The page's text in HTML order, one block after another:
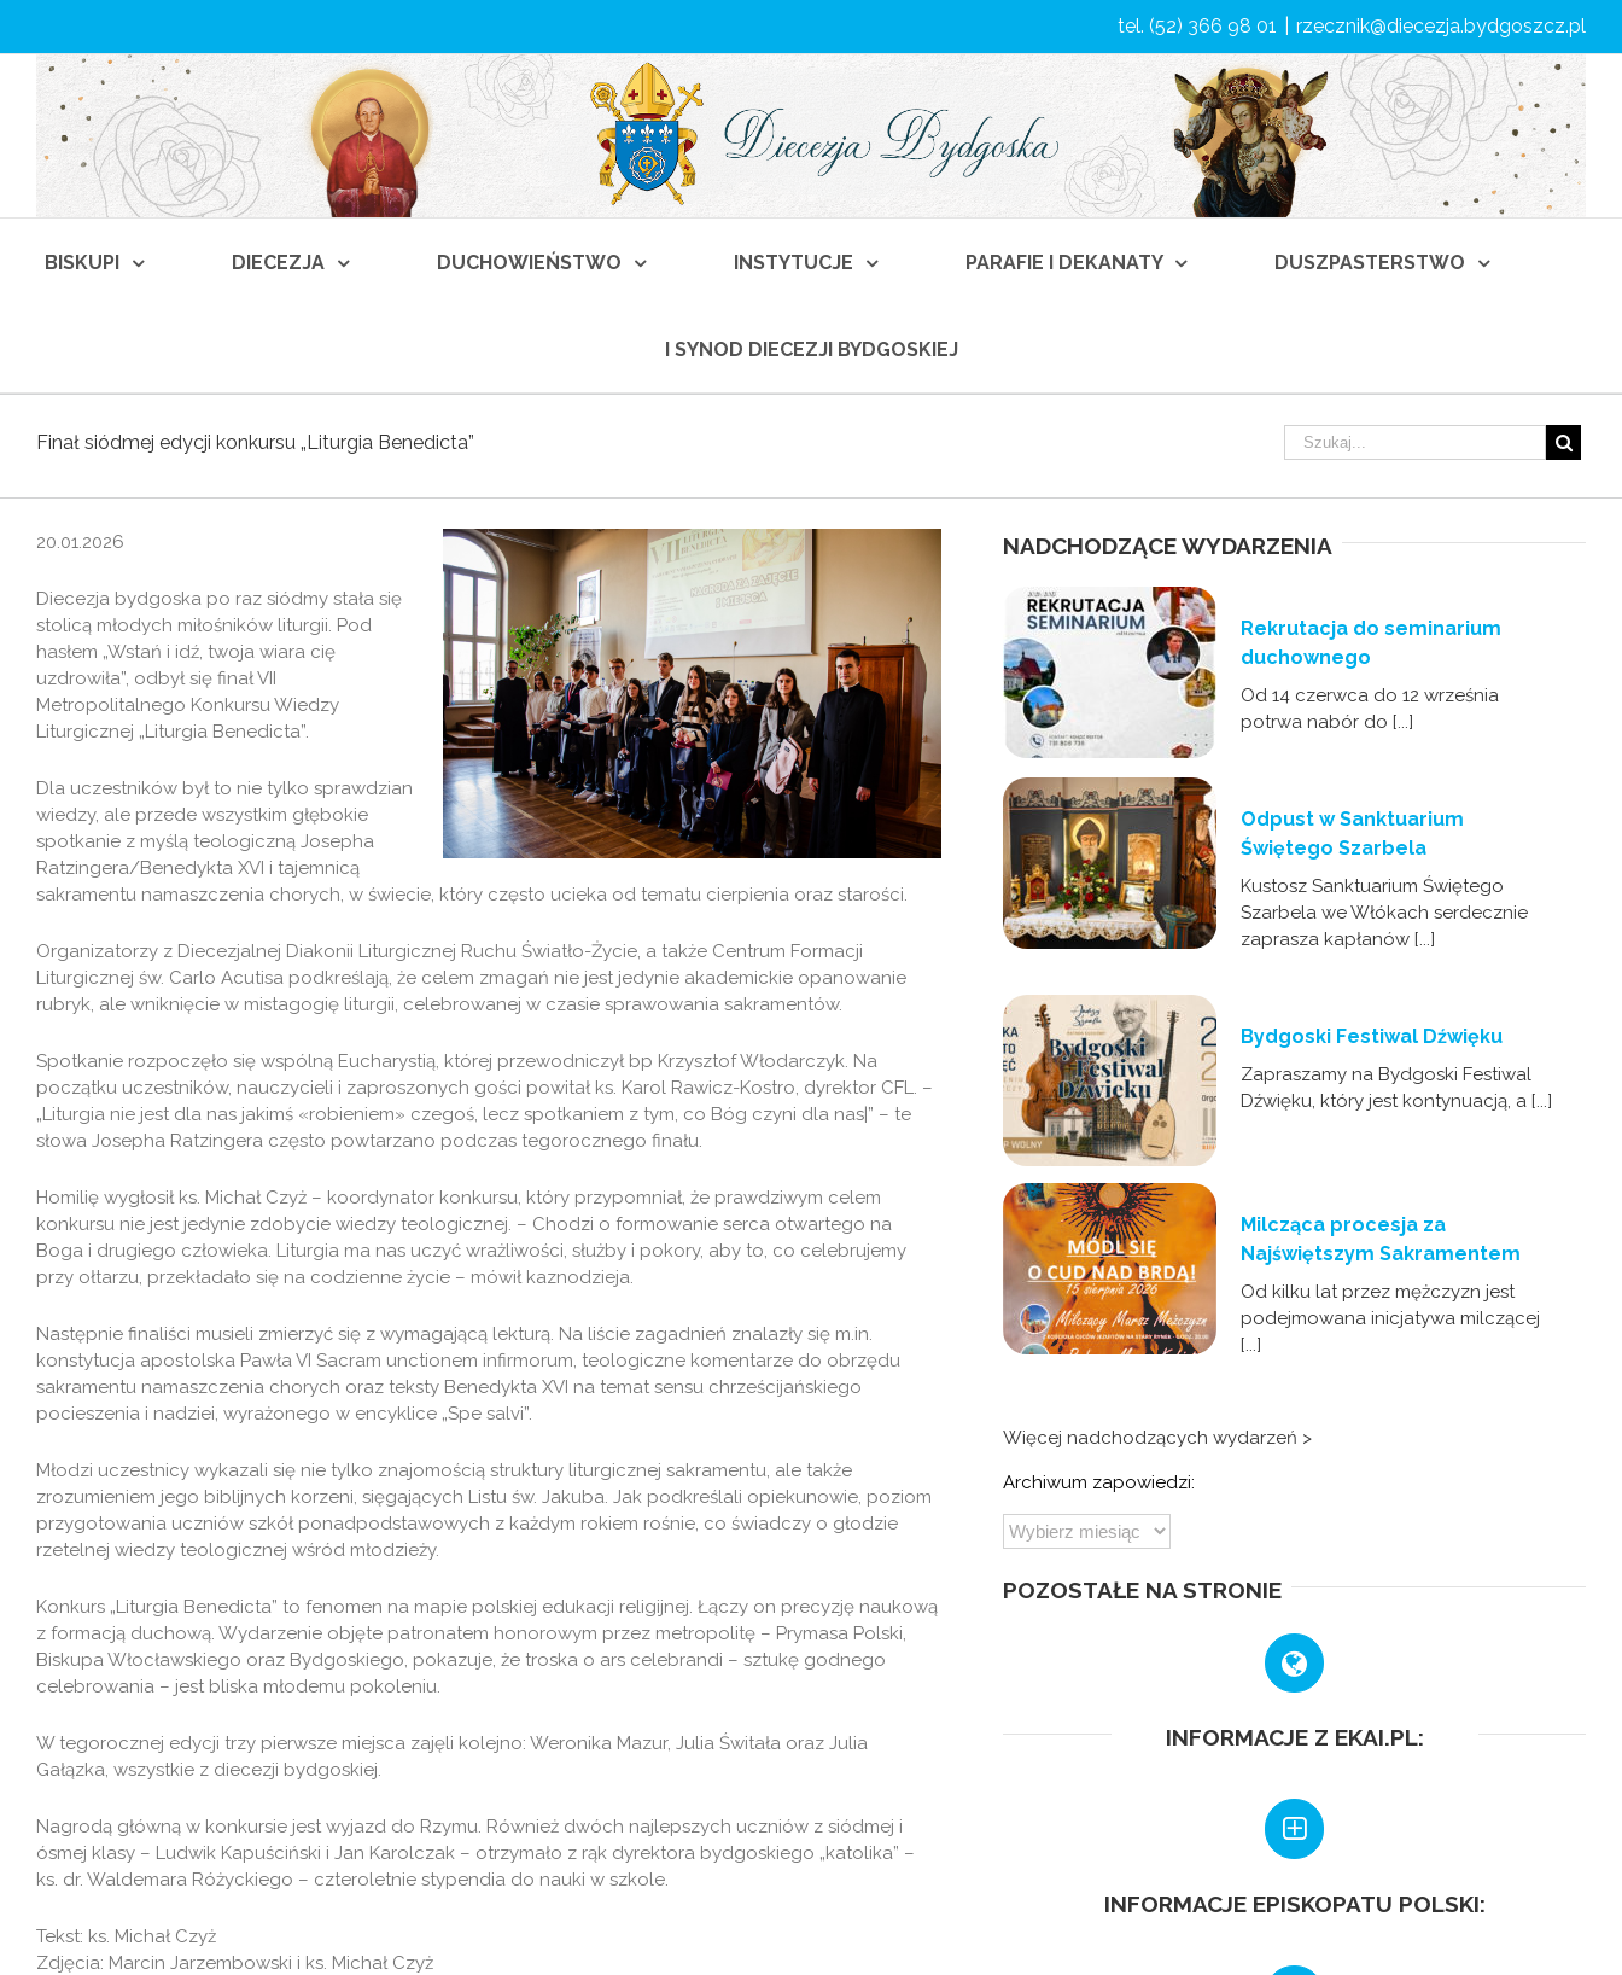
tel. (52) 366 98 01 rzecznik@diecezja.bydgoszcz.pl
BISKUPI DIECEZJA DUCHOWIEŃSTWO INSTYTUCJE PARAFIE I DEKANATY DUSZPASTERSTWO
I SYNOD DIECEZJI BYDGOSKIEJ
Finał siódmej edycji konkursu „Liturgia Benedicta”
20.01.2026
Diecezja bydgoska po raz siódmy stała się
stolicą młodych miłośników liturgii. Pod
hasłem „Wstań i idź, twoja wiara cię
uzdrowiła”, odbył się finał VII
Metropolitalnego Konkursu Wiedzy
Liturgicznej „Liturgia Benedicta”.
Dla uczestników był to nie tylko sprawdzian
wiedzy, ale przede wszystkim głębokie
spotkanie z myślą teologiczną Josepha
Ratzingera/Benedykta XVI i tajemnicą
sakramentu namaszczenia chorych, w świecie, który często ucieka od tematu cierpienia oraz starości.
Organizatorzy z Diecezjalnej Diakonii Liturgicznej Ruchu Światło-Życie, a także Centrum Formacji
Liturgicznej św. Carlo Acutisa podkreślają, że celem zmagań nie jest jedynie akademickie opanowanie
rubryk, ale wniknięcie w mistagogię liturgii, celebrowanej w czasie sprawowania sakramentów.
Spotkanie rozpoczęło się wspólną Eucharystią, której przewodniczył bp Krzysztof Włodarczyk. Na
początku uczestników, nauczycieli i zaproszonych gości powitał ks. Karol Rawicz-Kostro, dyrektor CFL. –
„Liturgia nie jest dla nas jakimś «robieniem» czegoś, lecz spotkaniem z tym, co Bóg czyni dla nas|” – te
słowa Josepha Ratzingera często powtarzano podczas tegorocznego finału.
Homilię wygłosił ks. Michał Czyż – koordynator konkursu, który przypomniał, że prawdziwym celem
konkursu nie jest jedynie zdobycie wiedzy teologicznej. – Chodzi o formowanie serca otwartego na
Boga i drugiego człowieka. Liturgia ma nas uczyć wrażliwości, służby i pokory, aby to, co celebrujemy
przy ołtarzu, przekładało się na codzienne życie – mówił kaznodzieja.
Następnie finaliści musieli zmierzyć się z wymagającą lekturą. Na liście zagadnień znalazły się m.in.
konstytucja apostolska Pawła VI Sacram unctionem infirmorum, teologiczne komentarze do obrzędu
sakramentu namaszczenia chorych oraz teksty Benedykta XVI na temat sensu chrześcijańskiego
pocieszenia i nadziei, wyrażonego w encyklice „Spe salvi”.
Młodzi uczestnicy wykazali się nie tylko znajomością struktury liturgicznej sakramentu, ale także
zrozumieniem jego biblijnych korzeni, sięgających Listu św. Jakuba. Jak podkreślali opiekunowie, poziom
przygotowania uczniów szkół ponadpodstawowych z każdym rokiem rośnie, co świadczy o głodzie
rzetelnej wiedzy teologicznej wśród młodzieży.
Konkurs „Liturgia Benedicta” to fenomen na mapie polskiej edukacji religijnej. Łączy on precyzję naukową
z formacją duchową. Wydarzenie objęte patronatem honorowym przez metropolitę – Prymasa Polski,
Biskupa Włocławskiego oraz Bydgoskiego, pokazuje, że troska o ars celebrandi – sztukę godnego
celebrowania – jest bliska młodemu pokoleniu.
W tegorocznej edycji trzy pierwsze miejsca zajęli kolejno: Weronika Mazur, Julia Świtała oraz Julia
Gałązka, wszystkie z diecezji bydgoskiej.
Nagrodą główną w konkursie jest wyjazd do Rzymu. Również dwóch najlepszych uczniów z siódmej i
ósmej klasy – Ludwik Kapuściński i Jan Karolczak – otrzymało z rąk dyrektora bydgoskiego „katolika” –
ks. dr. Waldemara Różyckiego – czteroletnie stypendia do nauki w szkole.
Tekst: ks. Michał Czyż
Zdjęcia: Marcin Jarzembowski i ks. Michał Czyż
NADCHODZĄCE WYDARZENIA
Rekrutacja do seminarium
duchownego
Od 14 czerwca do 12 września
potrwa nabór do [...]
Odpust w Sanktuarium
Świętego Szarbela
Kustosz Sanktuarium Świętego
Szarbela we Włókach serdecznie
zaprasza kapłanów [...]
Bydgoski Festiwal Dźwięku
Zapraszamy na Bydgoski Festiwal
Dźwięku, który jest kontynuacją, a [...]
Milcząca procesja za
Najświętszym Sakramentem
Od kilku lat przez mężczyzn jest
podejmowana inicjatywa milczącej
[...]
Więcej nadchodzących wydarzeń >
Archiwum zapowiedzi:
POZOSTAŁE NA STRONIE
INFORMACJE Z EKAI.PL:
INFORMACJE EPISKOPATU POLSKI: